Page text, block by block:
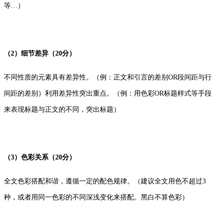
等…）
（2）细节差异（20分）
不同性质的元素具有差异性。（例：正文和引言的差别OR段间距与行
间距的差别）利用差异性突出重点。（例：用色彩OR标题样式等手段
来表现标题与正文的不同，突出标题）
（3）色彩关系（20分）
全文色彩搭配和谐，遵循一定的配色规律。（建议全文用色不超过3
种，或者用同一色彩的不同深浅变化来搭配。黑白不算色彩）